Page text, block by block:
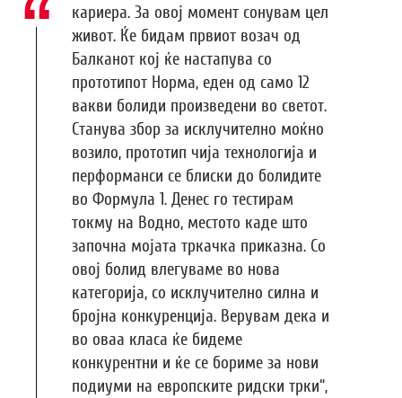
кариера. За овој момент сонувам цел
живот. Ќе бидам првиот возач од
Балканот кој ќе настапува со
прототипот Норма, еден од само 12
вакви болиди произведени во светот.
Станува збор за исклучително моќно
возило, прототип чија технологија и
перформанси се блиски до болидите
во Формула 1. Денес го тестирам
токму на Водно, местото каде што
започна мојата тркачка приказна. Со
овој болид влегуваме во нова
категорија, со исклучително силна и
бројна конкуренција. Верувам дека и
во оваа класа ќе бидеме
конкурентни и ќе се бориме за нови
подиуми на европските ридски трки“,